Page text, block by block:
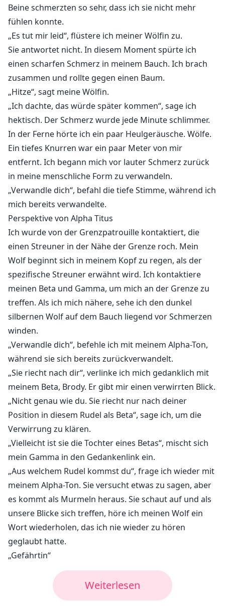
Beine schmerzten so sehr, dass ich sie nicht mehr
fühlen konnte.
„Es tut mir leid“, flüstere ich meiner Wölfin zu.
Sie antwortet nicht. In diesem Moment spürte ich
einen scharfen Schmerz in meinem Bauch. Ich brach
zusammen und rollte gegen einen Baum.
„Hitze“, sagt meine Wölfin.
„Ich dachte, das würde später kommen“, sage ich
hektisch. Der Schmerz wurde jede Minute schlimmer.
In der Ferne hörte ich ein paar Heulgeräusche. Wölfe.
Ein tiefes Knurren war ein paar Meter von mir
entfernt. Ich begann mich vor lauter Schmerz zurück
in meine menschliche Form zu verwandeln.
„Verwandle dich“, befahl die tiefe Stimme, während ich
mich bereits verwandelte.
Perspektive von Alpha Titus
Ich wurde von der Grenzpatrouille kontaktiert, die
einen Streuner in der Nähe der Grenze roch. Mein
Wolf beginnt sich in meinem Kopf zu regen, als der
spezifische Streuner erwähnt wird. Ich kontaktiere
meinen Beta und Gamma, um mich an der Grenze zu
treffen. Als ich mich nähere, sehe ich den dunkel
silbernen Wolf auf dem Bauch liegend vor Schmerzen
winden.
„Verwandle dich“, befehle ich mit meinem Alpha-Ton,
während sie sich bereits zurückverwandelt.
„Sie riecht nach dir“, verlinke ich mich gedanklich mit
meinem Beta, Brody. Er gibt mir einen verwirrten Blick.
„Nicht genau wie du. Sie riecht nur nach deiner
Position in diesem Rudel als Beta“, sage ich, um die
Verwirrung zu klären.
„Vielleicht ist sie die Tochter eines Betas“, mischt sich
mein Gamma in den Gedankenlink ein.
„Aus welchem Rudel kommst du“, frage ich wieder mit
meinem Alpha-Ton. Sie versucht etwas zu sagen, aber
es kommt als Murmeln heraus. Sie schaut auf und als
unsere Blicke sich treffen, höre ich meinen Wolf ein
Wort wiederholen, das ich nie wieder zu hören
geglaubt hatte.
„Gefährtin“
Weiterlesen